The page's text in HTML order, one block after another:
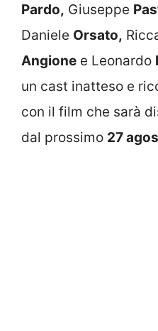
Pardo, Giuseppe
Daniele Orsato,
Angione e Leonardo
un cast inatteso e
con il film che sarà
dal prossimo 27